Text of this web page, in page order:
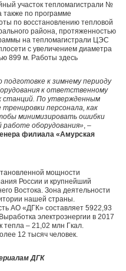
участок тепломагистрали №
также по программе
по восстановлению тепловой
района, протяженностью
на тепломагистрали ЦЭС
с увеличением диаметра
899 м. Работы здесь
к зимнему периоду
к ответственному
станций. По утвержденным
персонала, как
минимизировать ошибки
оборудования», –
филиала «Амурская
мощности
России и крупнейший
Востока. Зона деятельности
нашей страны.
АО «ДГК» составляет 5922,93
электроэнергии в 2017
тепла – 21,02 млн Гкал.
12 тысяч человек.
ДГК